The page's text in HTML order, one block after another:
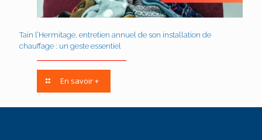
Tain l’Hermitage, entretien annuel de son installation de
chauffage : un geste essentiel
En savoir +